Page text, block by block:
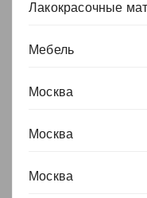
Лакокрасочные
Мебель
Москва
Москва
Москва